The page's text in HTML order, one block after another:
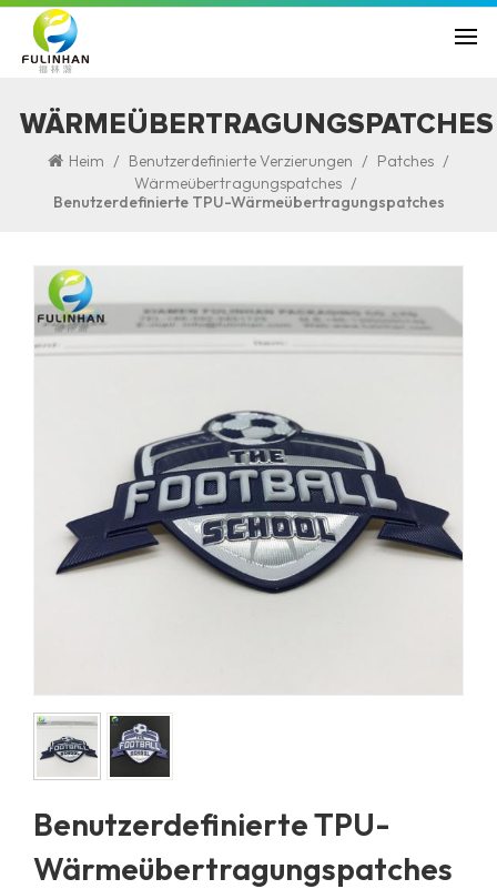
WÄRMEÜBERTRAGUNGSPATCHES
Heim / Benutzerdefinierte Verzierungen / Patches /
Wärmeübertragungspatches /
Benutzerdefinierte TPU-Wärmeübertragungspatches
Benutzerdefinierte TPU-
Wärmeübertragungspatches